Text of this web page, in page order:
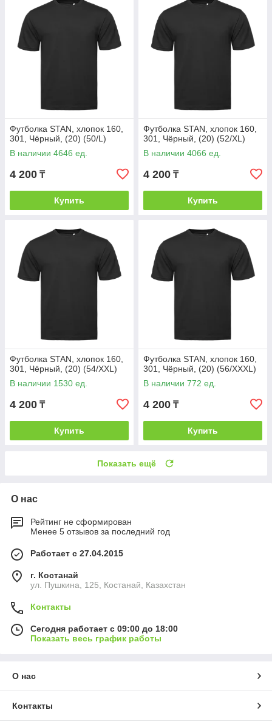
Футболка STAN, хлопок 160,
301, Чёрный, (20) (50/L)
В наличии 4646 ед.
4 200 ₸
Купить
Футболка STAN, хлопок 160,
301, Чёрный, (20) (52/XL)
В наличии 4066 ед.
4 200 ₸
Купить
Футболка STAN, хлопок 160,
301, Чёрный, (20) (54/XXL)
В наличии 1530 ед.
4 200 ₸
Купить
Футболка STAN, хлопок 160,
301, Чёрный, (20) (56/XXXL)
В наличии 772 ед.
4 200 ₸
Купить
Показать ещё
О нас
Рейтинг не сформирован
Менее 5 отзывов за последний год
Работает с 27.04.2015
г. Костанай
ул. Пушкина, 125, Костанай, Казахстан
Контакты
Сегодня работает с 09:00 до 18:00
Показать весь график работы
О нас
Контакты